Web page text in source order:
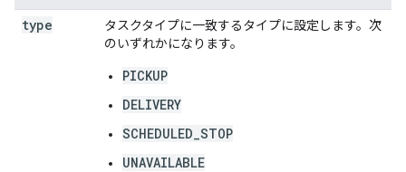
type
タスクタイプに一致するタイプに設定します。次
のいずれかになります。
PICKUP
DELIVERY
SCHEDULED_STOP
UNAVAILABLE